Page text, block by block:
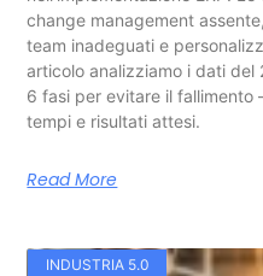
change management
team inadeguati e
articolo analizziamo i dati
6 fasi per evitare il
tempi e risultati attesi.
Read More
INDUSTRIA 5.0